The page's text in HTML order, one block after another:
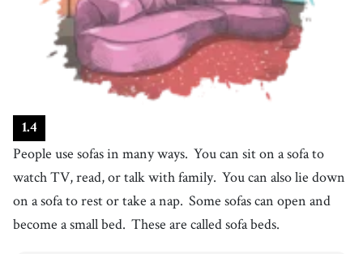
become[v bɪˈkʌm
bed ]/bɛd/
call
يُسَمِّي
22.sofa bed[n]/ˈsoʊfə bɛd/
أريكة سرير
23 table ˈteɪbəl
طاولة
1.4
People use sofas in many ways. You can sit on a sofa to
watch TV, read, or talk with family. You can also lie down
on a sofa to rest or take a nap. Some sofas can open and
become a small bed. These are called sofa beds.